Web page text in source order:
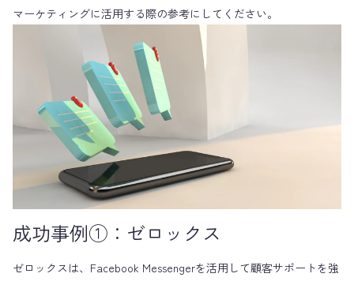
マーケティングに活用する際の参考にしてください。
成功事例①：ゼロックス
ゼロックスは、Facebook Messengerを活用して顧客サポートを強